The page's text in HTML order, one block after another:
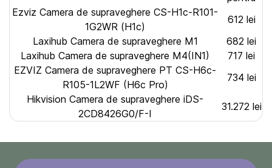
Ezviz Camera de supraveghere CS-H1c-R101-
1G2WR (H1c)
612 lei
Laxihub Camera de supraveghere M1
682 lei
Laxihub Camera de supraveghere M4(IN1)
717 lei
EZVIZ Camera de supraveghere PT CS-H6c-
R105-1L2WF (H6c Pro)
734 lei
Hikvision Camera de supraveghere iDS-
2CD8426G0/F-I
31.272 lei